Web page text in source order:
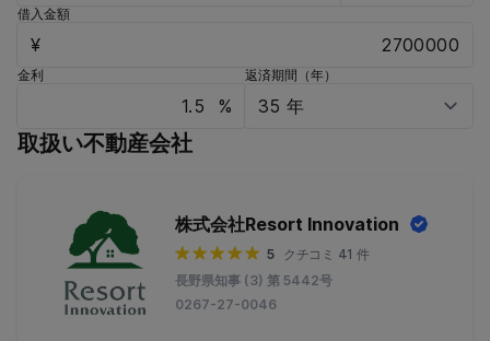
借入金額
¥
金利
%
返済期間（年）
取扱い不動産会社
株式会社Resort Innovation
5
クチコミ 41 件
長野県知事 (3) 第 5442号
0267-27-0046